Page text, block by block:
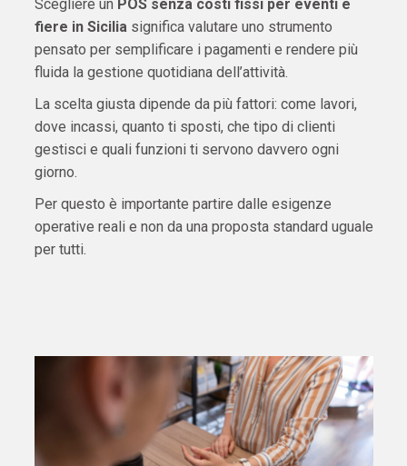
Scegliere un POS senza costi fissi per eventi e
fiere in Siciliasignifica valutare uno strumento
pensato per semplificare i pagamenti e rendere più
fluida la gestione quotidiana dell’attività.
La scelta giusta dipende da più fattori: come lavori,
dove incassi, quanto ti sposti, che tipo di clienti
gestisci e quali funzioni ti servono davvero ogni
giorno.
Per questo è importante partire dalle esigenze
operative reali e non da una proposta standard uguale
per tutti.